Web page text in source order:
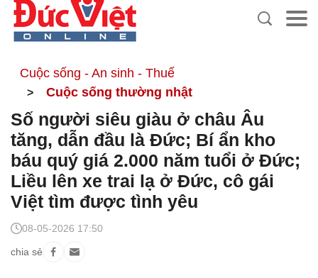
Cuộc sống - An sinh - Thuế
Cuộc sống thường nhật
Số người siêu giàu ở châu Âu
tăng, dẫn đầu là Đức; Bí ẩn kho
báu quý giá 2.000 năm tuổi ở Đức;
Liều lên xe trai lạ ở Đức, cô gái
Việt tìm được tình yêu
chia sẻ
08-05-2026 17:50